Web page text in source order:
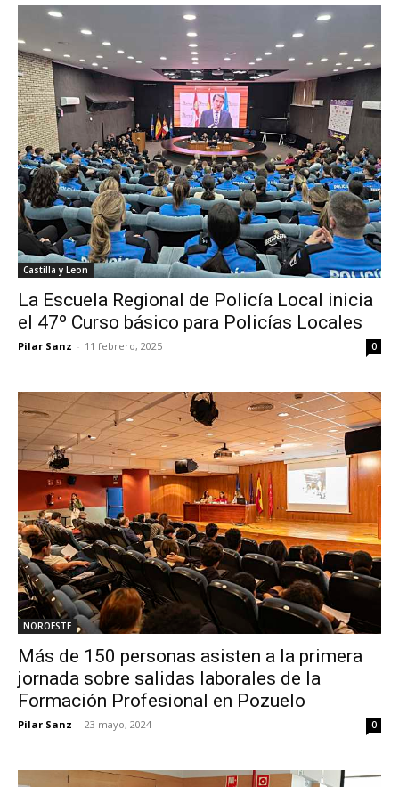
Castilla y Leon
La Escuela Regional de Policía Local inicia
el 47º Curso básico para Policías Locales
Pilar Sanz - 11 febrero, 2025 0
NOROESTE
Más de 150 personas asisten a la primera
jornada sobre salidas laborales de la
Formación Profesional en Pozuelo
Pilar Sanz - 23 mayo, 2024 0